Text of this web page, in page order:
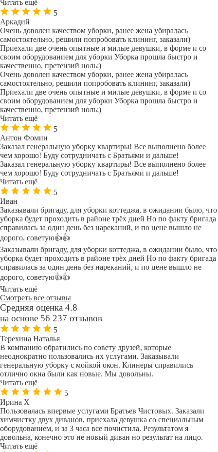
Читать ещё
5
Аркадий
Очень доволен качеством уборки, ранее жена убиралась
самостоятельно, решили попробовать клининг, заказали)
Приехали две очень опытные и милые девушки, в форме и со
своим оборудованием для уборки Уборка прошла быстро и
качественно, претензий ноль:)
Очень доволен качеством уборки, ранее жена убиралась
самостоятельно, решили попробовать клининг, заказали)
Приехали две очень опытные и милые девушки, в форме и со
своим оборудованием для уборки Уборка прошла быстро и
качественно, претензий ноль:)
Читать ещё
5
Антон Фомин
Заказал генеральную уборку квартиры! Все выполнено более
чем хорошо! Буду сотрудничать с Братьями и дальше!
Заказал генеральную уборку квартиры! Все выполнено более
чем хорошо! Буду сотрудничать с Братьями и дальше!
Читать ещё
5
Иван
Заказывали бригаду, для уборки коттеджа, в ожидании было, что
уборка будет проходить в районе трёх дней Но по факту бригада
справилась за один день без нареканий, и по цене вышло не
дорого, советую👍👍
Заказывали бригаду, для уборки коттеджа, в ожидании было, что
уборка будет проходить в районе трёх дней Но по факту бригада
справилась за один день без нареканий, и по цене вышло не
дорого, советую👍👍
Читать ещё
Смотреть все отзывы
Средняя оценка 4.8
на основе 56 237 отзывов
5
Терехина Наталья
В компанию обратились по совету друзей, которые
неоднократно пользовались их услугами. Заказывали
генеральную уборку с мойкой окон. Клинеры справились
отлично окна были как новые. Мы довольны.
Читать ещё
5
Ирина Х
Пользовалась впервые услугами Братьев Чистовых. Заказали
химчистку двух диванов, приехала девушка со специальным
оборудованием, и за 3 часа все почистила. Результатом я
довольна, конечно это не новый диван но результат на лицо.
Читать ещё